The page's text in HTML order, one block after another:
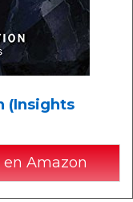
(Insights
Amazon